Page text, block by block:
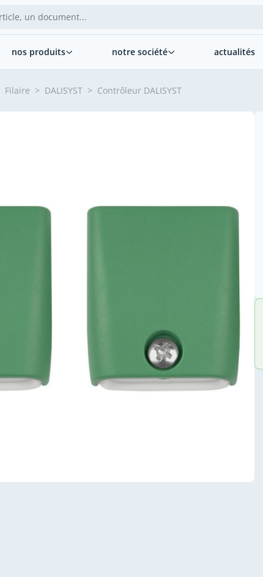
nos produits notre société actualités
Filaire > DALISYST > Contrôleur DALISYST